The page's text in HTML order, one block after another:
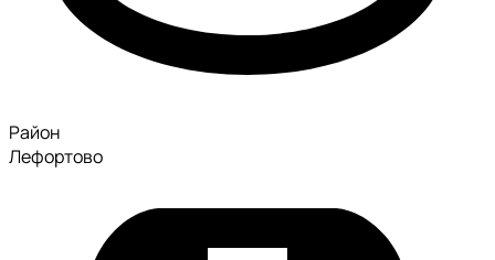
Район
Лефортово